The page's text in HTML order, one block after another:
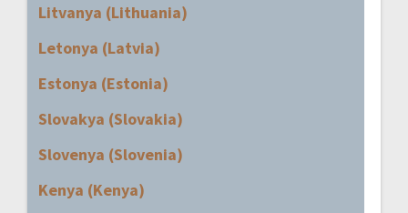
Litvanya (Lithuania)
Letonya (Latvia)
Estonya (Estonia)
Slovakya (Slovakia)
Slovenya (Slovenia)
Kenya (Kenya)